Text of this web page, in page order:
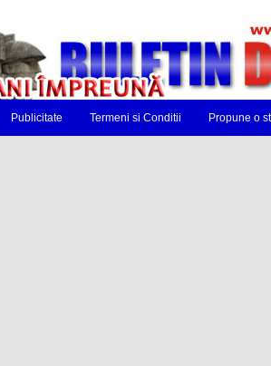
Publicitate Termeni si Conditii Propune o